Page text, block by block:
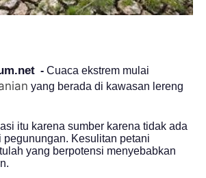
- Cuaca ekstrem mulai
yang berada di kawasan lereng
itu karena sumber karena tidak ada
pegunungan. Kesulitan petani
yang berpotensi menyebabkan